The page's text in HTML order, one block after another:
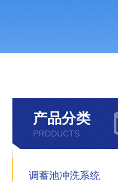
产品分类
PRODUCTS
调蓄池冲洗系统